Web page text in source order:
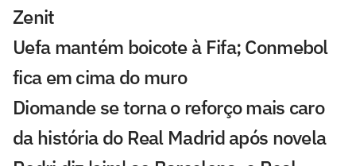
Zenit
Uefa mantém boicote à Fifa; Conmebol
fica em cima do muro
Diomande se torna o reforço mais caro
da história do Real Madrid após novela